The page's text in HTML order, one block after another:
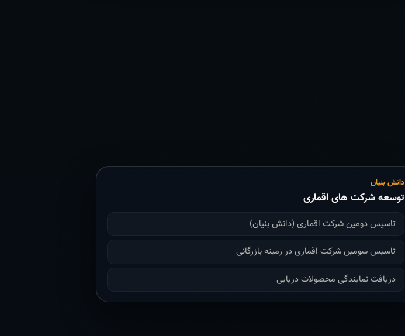
دانش بنیان
توسعه شرکت های اقماری
تاسیس دومین شرکت اقماری (دانش بنیان)
تاسیس سومین شرکت اقماری در زمینه بازرگانی
دریافت نمایندگی محصولات دریایی